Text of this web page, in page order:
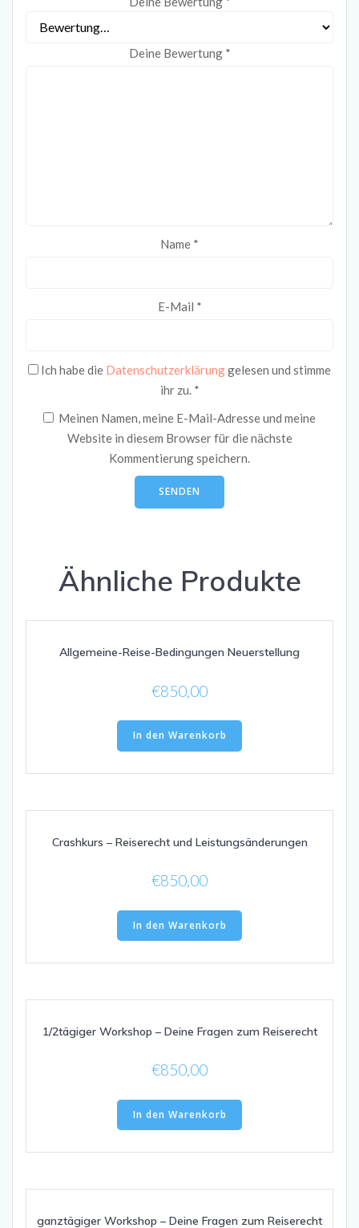
Deine Bewertung *
Name *
E-Mail *
Ich habe die Datenschutzerklärunggelesen und stimme
ihr zu. *
Meinen Namen, meine E-Mail-Adresse und meine
Website in diesem Browser für die nächste
Kommentierung speichern.
Ähnliche Produkte
Allgemeine-Reise-Bedingungen Neuerstellung
€850,00
In den Warenkorb
Crashkurs – Reiserecht und Leistungsänderungen
€850,00
In den Warenkorb
1/2tägiger Workshop – Deine Fragen zum Reiserecht
€850,00
In den Warenkorb
ganztägiger Workshop – Deine Fragen zum Reiserecht